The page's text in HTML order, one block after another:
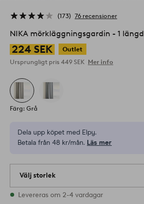
173 76 recensioner
NIKA mörkläggningsgardin - 1 längd
224 SEK
Outlet
Ursprungligt pris 449 SEK Mer info
Färg: Grå
Dela upp köpet med Elpy.
Betala från 48 kr/mån. Läs mer
Välj storlek
2 storlekar finns i lager
Levereras om 2-4 vardagar